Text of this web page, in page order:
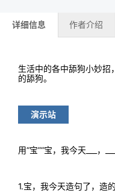
详细信息 作者介绍
生活中的各中舔狗小妙招
的舔狗。
演示站
用“宝”“宝，我今天___，
1.宝，我今天造句了，造